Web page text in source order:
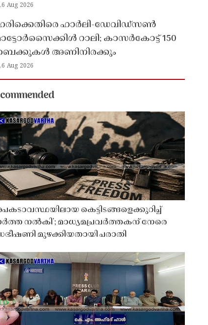
Aug 2026
ഹാർലി-ഡേവിഡ്‌സൺ
റാലി; കാസർകോട്ട് 150
അണിനിരക്കും
Aug 2026
കെട്ടിടങ്ങളെക്കുറിച്ച്
നൽകി'; മാധ്യമപ്രവർത്തകന് നേരെ
മുഴക്കിയതായി പരാതി